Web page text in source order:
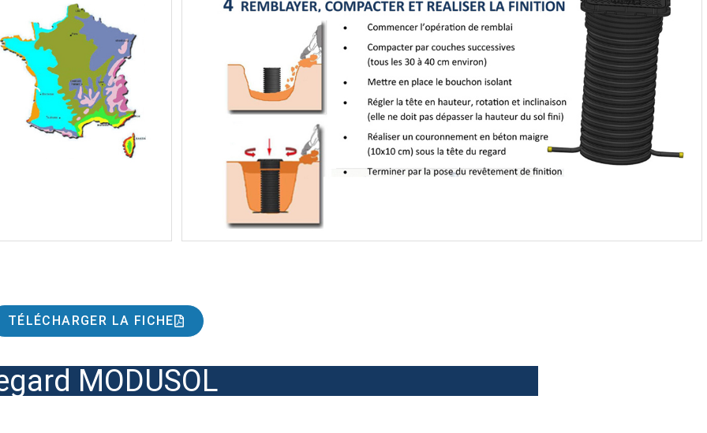
TÉLÉCHARGER LA FICHE
MODUSOL